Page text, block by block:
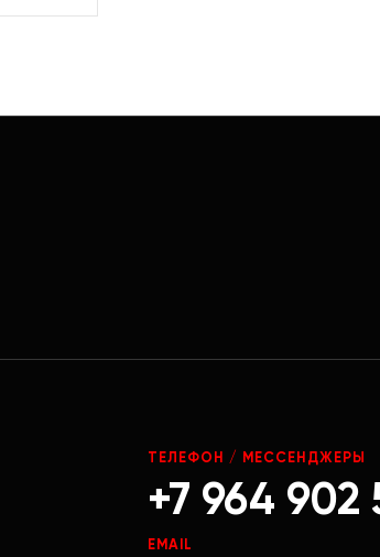
ТЕЛЕФОН / МЕССЕНДЖЕРЫ
+7 964 902
EMAIL